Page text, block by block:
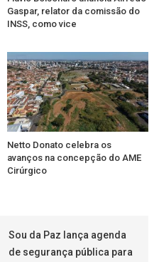
Gaspar, relator da comissão do
INSS, como vice
Netto Donato celebra os
avanços na concepção do AME
Cirúrgico
Sou da Paz lança agenda
de segurança pública para